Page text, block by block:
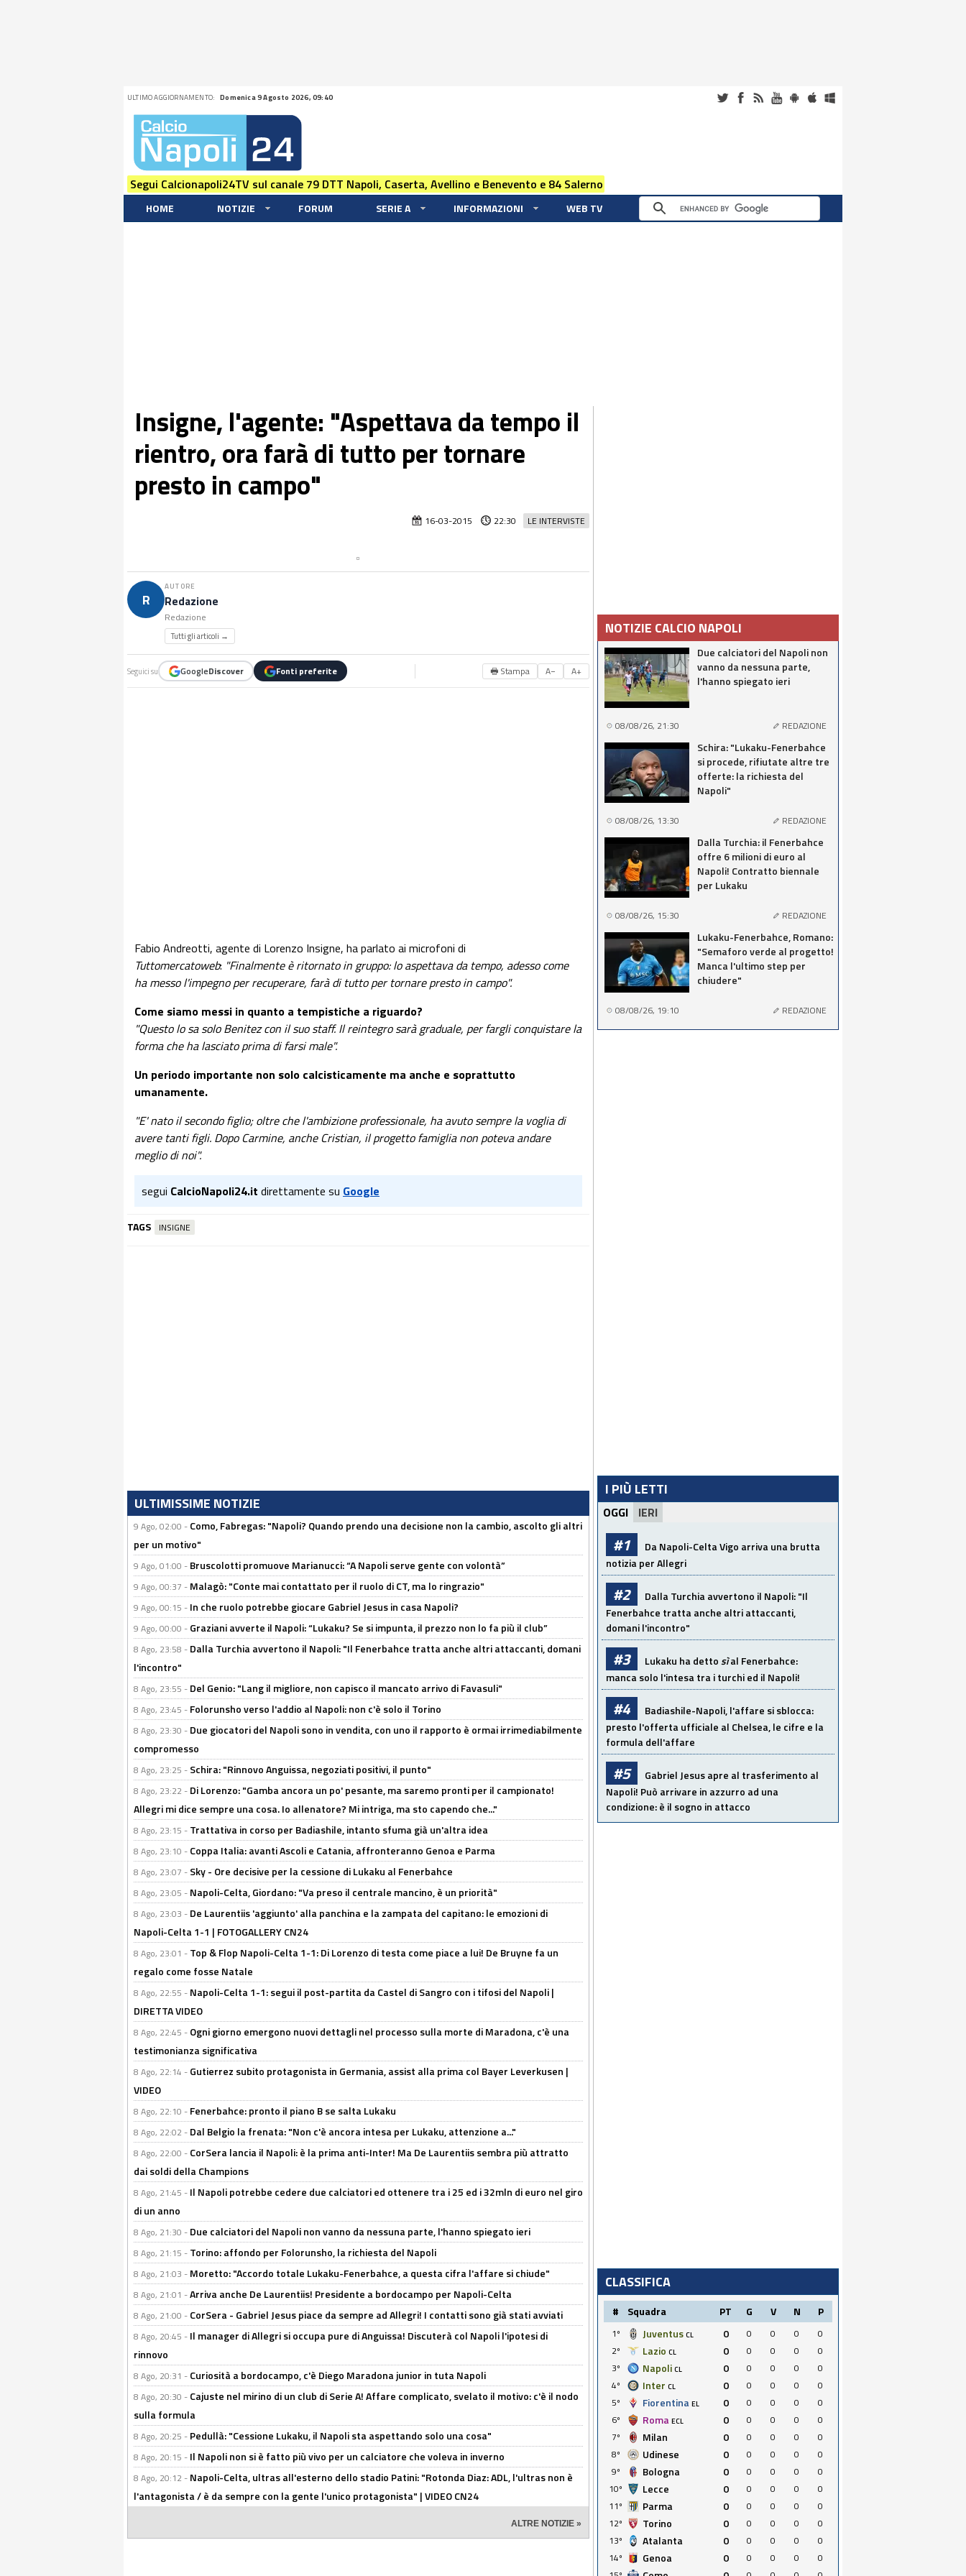
ULTIMO AGGIORNAMENTO: Domenica 9 Agosto 2026, 09:40
Segui Calcionapoli24TV sul canale 79 DTT Napoli, Caserta, Avellino e Benevento e 84 Salerno
HOME NOTIZIE FORUM SERIE A INFORMAZIONI WEB TV
Insigne, l'agente: "Aspettava da tempo il
rientro, ora farà di tutto per tornare
presto in campo"
LE INTERVISTE
16-03-2015 22:30
R
AUTORE
Redazione
Redazione
Tutti gli articoli →
Seguici su GoogleDiscover Fonti preferite 🖶 Stampa A− A+
Fabio Andreotti, agente di Lorenzo Insigne, ha parlato ai microfoni di
Tuttomercatoweb: "Finalmente è ritornato in gruppo: lo aspettava da tempo, adesso come
ha messo l'impegno per recuperare, farà di tutto per tornare presto in campo".
Come siamo messi in quanto a tempistiche a riguardo?
"Questo lo sa solo Benitez con il suo staff. Il reintegro sarà graduale, per fargli conquistare la
forma che ha lasciato prima di farsi male".
Un periodo importante non solo calcisticamente ma anche e soprattutto
umanamente.
"E' nato il secondo figlio; oltre che l'ambizione professionale, ha avuto sempre la voglia di
avere tanti figli. Dopo Carmine, anche Cristian, il progetto famiglia non poteva andare
meglio di noi".
segui CalcioNapoli24.it direttamente su Google
TAGS INSIGNE
ULTIMISSIME NOTIZIE
9 Ago, 02:00 - Como, Fabregas: "Napoli? Quando prendo una decisione non la cambio, ascolto gli altri
per un motivo"
9 Ago, 01:00 - Bruscolotti promuove Marianucci: “A Napoli serve gente con volontà”
9 Ago, 00:37 - Malagò: "Conte mai contattato per il ruolo di CT, ma lo ringrazio"
9 Ago, 00:15 - In che ruolo potrebbe giocare Gabriel Jesus in casa Napoli?
9 Ago, 00:00 - Graziani avverte il Napoli: “Lukaku? Se si impunta, il prezzo non lo fa più il club”
8 Ago, 23:58 - Dalla Turchia avvertono il Napoli: "Il Fenerbahce tratta anche altri attaccanti, domani
l'incontro"
8 Ago, 23:55 - Del Genio: "Lang il migliore, non capisco il mancato arrivo di Favasuli"
8 Ago, 23:45 - Folorunsho verso l'addio al Napoli: non c'è solo il Torino
8 Ago, 23:30 - Due giocatori del Napoli sono in vendita, con uno il rapporto è ormai irrimediabilmente
compromesso
8 Ago, 23:25 - Schira: "Rinnovo Anguissa, negoziati positivi, il punto"
8 Ago, 23:22 - Di Lorenzo: "Gamba ancora un po' pesante, ma saremo pronti per il campionato!
Allegri mi dice sempre una cosa. Io allenatore? Mi intriga, ma sto capendo che..."
8 Ago, 23:15 - Trattativa in corso per Badiashile, intanto sfuma già un'altra idea
8 Ago, 23:10 - Coppa Italia: avanti Ascoli e Catania, affronteranno Genoa e Parma
8 Ago, 23:07 - Sky - Ore decisive per la cessione di Lukaku al Fenerbahce
8 Ago, 23:05 - Napoli-Celta, Giordano: "Va preso il centrale mancino, è un priorità"
8 Ago, 23:03 - De Laurentiis 'aggiunto' alla panchina e la zampata del capitano: le emozioni di
Napoli-Celta 1-1 | FOTOGALLERY CN24
8 Ago, 23:01 - Top & Flop Napoli-Celta 1-1: Di Lorenzo di testa come piace a lui! De Bruyne fa un
regalo come fosse Natale
8 Ago, 22:55 - Napoli-Celta 1-1: segui il post-partita da Castel di Sangro con i tifosi del Napoli |
DIRETTA VIDEO
8 Ago, 22:45 - Ogni giorno emergono nuovi dettagli nel processo sulla morte di Maradona, c'è una
testimonianza significativa
8 Ago, 22:14 - Gutierrez subito protagonista in Germania, assist alla prima col Bayer Leverkusen |
VIDEO
8 Ago, 22:10 - Fenerbahce: pronto il piano B se salta Lukaku
8 Ago, 22:02 - Dal Belgio la frenata: "Non c'è ancora intesa per Lukaku, attenzione a..."
8 Ago, 22:00 - CorSera lancia il Napoli: è la prima anti-Inter! Ma De Laurentiis sembra più attratto
dai soldi della Champions
8 Ago, 21:45 - Il Napoli potrebbe cedere due calciatori ed ottenere tra i 25 ed i 32mln di euro nel giro
di un anno
8 Ago, 21:30 - Due calciatori del Napoli non vanno da nessuna parte, l'hanno spiegato ieri
8 Ago, 21:15 - Torino: affondo per Folorunsho, la richiesta del Napoli
8 Ago, 21:03 - Moretto: "Accordo totale Lukaku-Fenerbahce, a questa cifra l'affare si chiude"
8 Ago, 21:01 -Arriva anche De Laurentiis! Presidente a bordocampo per Napoli-Celta
8 Ago, 21:00 - CorSera - Gabriel Jesus piace da sempre ad Allegri! I contatti sono già stati avviati
8 Ago, 20:45 - Il manager di Allegri si occupa pure di Anguissa! Discuterà col Napoli l'ipotesi di
rinnovo
8 Ago, 20:31 - Curiosità a bordocampo, c'è Diego Maradona junior in tuta Napoli
8 Ago, 20:30 - Cajuste nel mirino di un club di Serie A! Affare complicato, svelato il motivo: c'è il nodo
sulla formula
8 Ago, 20:25 - Pedullà: "Cessione Lukaku, il Napoli sta aspettando solo una cosa"
8 Ago, 20:15 - Il Napoli non si è fatto più vivo per un calciatore che voleva in inverno
8 Ago, 20:12 - Napoli-Celta, ultras all'esterno dello stadio Patini: "Rotonda Diaz: ADL, l'ultras non è
l'antagonista / è da sempre con la gente l'unico protagonista" | VIDEO CN24
ALTRE NOTIZIE »
NOTIZIE CALCIO NAPOLI
Due calciatori del Napoli non
vanno da nessuna parte,
l'hanno spiegato ieri
08/08/26, 21:30 REDAZIONE
Schira: "Lukaku-Fenerbahce
si procede, rifiutate altre tre
offerte: la richiesta del
Napoli"
08/08/26, 13:30 REDAZIONE
Dalla Turchia: il Fenerbahce
offre 6 milioni di euro al
Napoli! Contratto biennale
per Lukaku
08/08/26, 15:30 REDAZIONE
Lukaku-Fenerbahce, Romano:
"Semaforo verde al progetto!
Manca l'ultimo step per
chiudere"
08/08/26, 19:10 REDAZIONE
I PIÙ LETTI
OGGI IERI
#1
Da Napoli-Celta Vigo arriva una brutta
notizia per Allegri
#2
Dalla Turchia avvertono il Napoli: "Il
Fenerbahce tratta anche altri attaccanti,
domani l'incontro"
#3 Lukaku ha dettosìal Fenerbahce:
manca solo l'intesa tra i turchi ed il Napoli!
#4
Badiashile-Napoli, l'affare si sblocca:
presto l'offerta ufficiale al Chelsea, le cifre e la
formula dell'affare
#5
Gabriel Jesus apre al trasferimento al
Napoli! Può arrivare in azzurro ad una
condizione: è il sogno in attacco
CLASSIFICA
# Squadra PT G V N P
1º Juventus CL 0 0 0 0
0
2º
Lazio CL 0 0 0 0
0
3º
Napoli CL 0 0 0 0
0
4º
Inter CL 0 0 0 0
0
5º
Fiorentina EL 0 0 0 0
0
6º
Roma ECL 0 0 0 0
0
7º
Milan 0 0 0 0
0
8º
Udinese 0 0 0 0
0
9º
Bologna 0 0 0 0
0
10º
Lecce 0 0 0 0
0
11º
Parma 0 0 0 0
0
12º
Torino 0 0 0 0
0
13º
Atalanta 0 0 0 0
0
14º
Genoa 0 0 0 0
0